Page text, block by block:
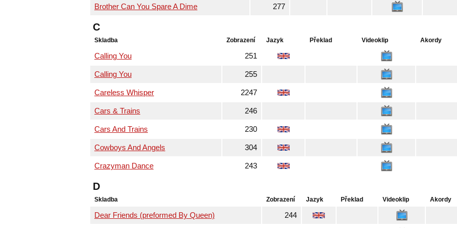
Brother Can You Spare A Dime 277
C
Skladba Zobrazení Jazyk Překlad Videoklip Akordy
Calling You 251
Calling You 255
Careless Whisper 2247
Cars & Trains 246
Cars And Trains 230
Cowboys And Angels 304
Crazyman Dance 243
D
Skladba Zobrazení Jazyk Překlad Videoklip Akordy
Dear Friends (preformed By Queen) 244